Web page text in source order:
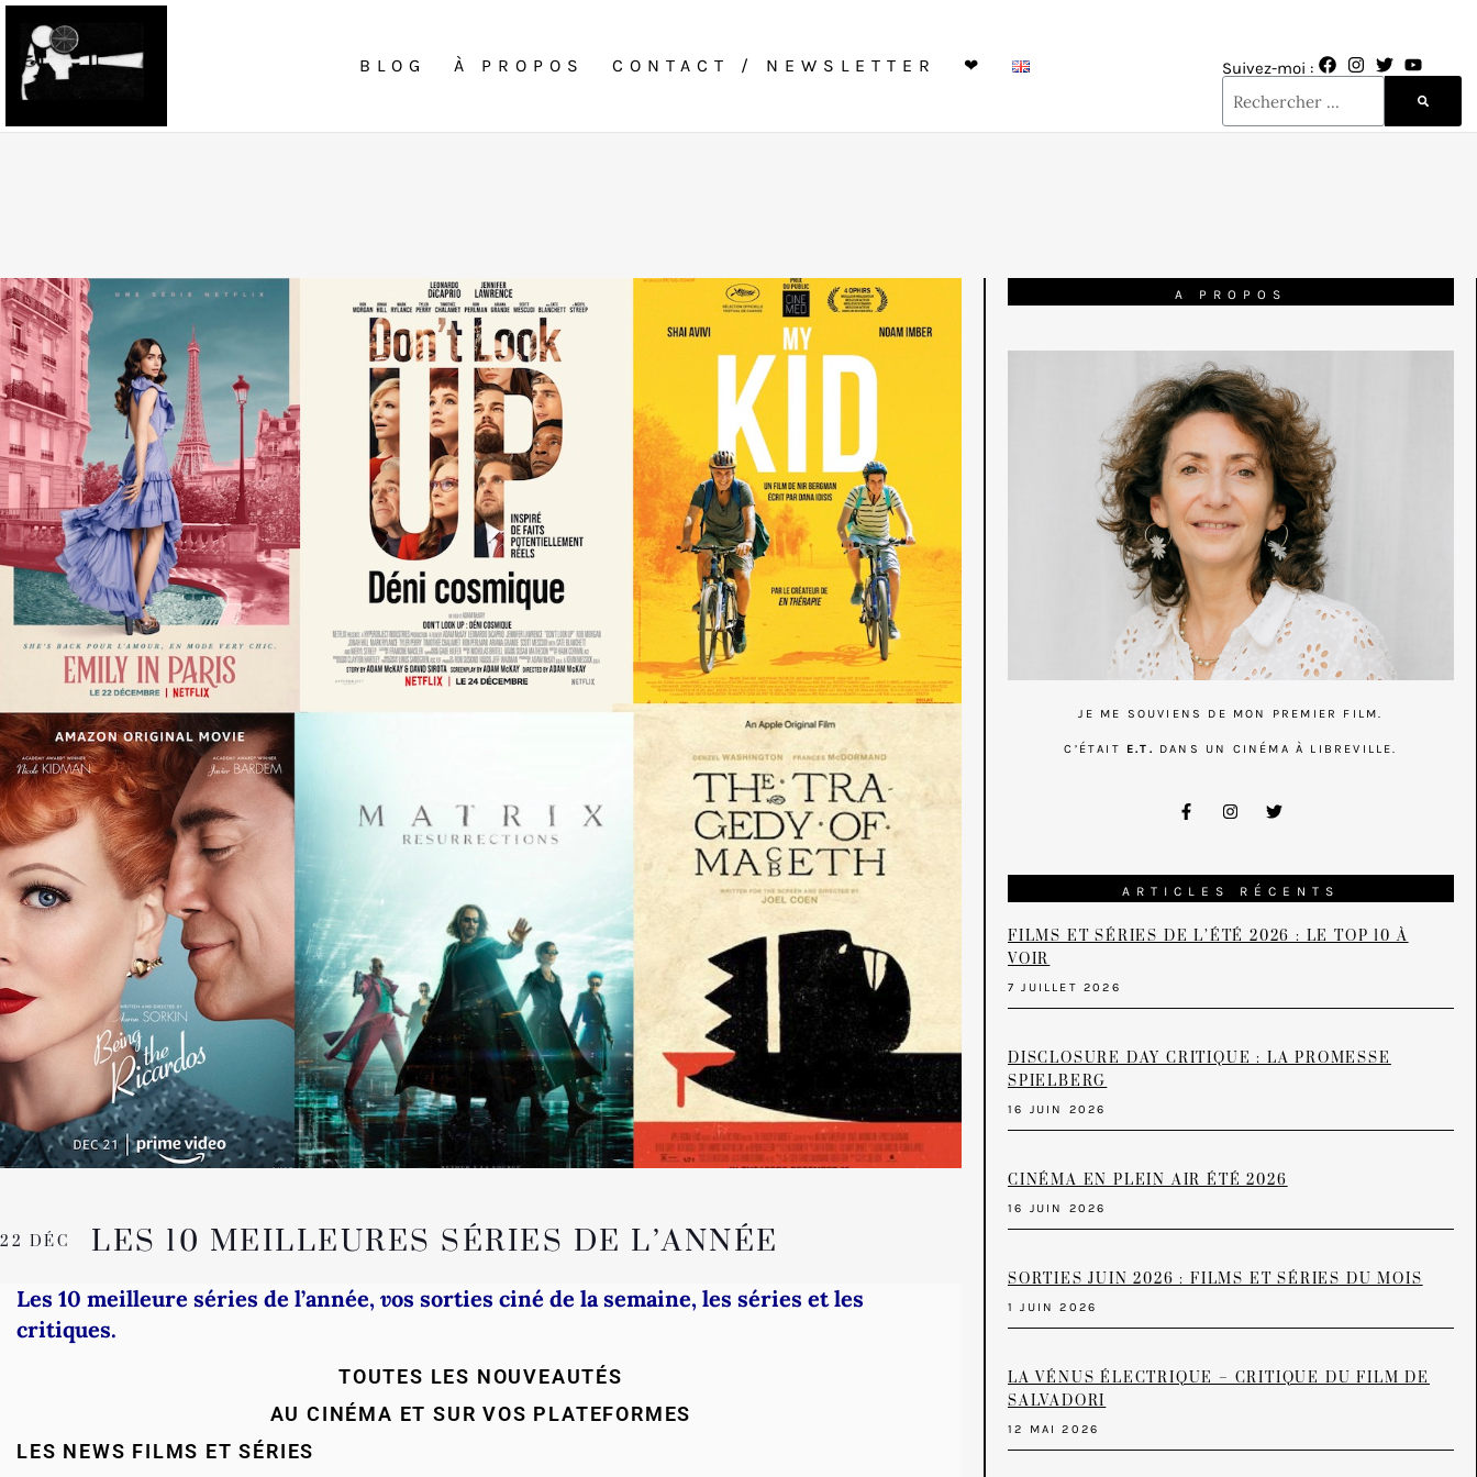
BLOG À PROPOS CONTACT / NEWSLETTER ❤ Suivez-moi :
22 DÉC LES 10 MEILLEURES SÉRIES DE L’ANNÉE
Les 10 meilleure séries de l’année, vos sorties ciné de la semaine, les séries et les
critiques.
TOUTES LES NOUVEAUTÉS
AU CINÉMA ET SUR VOS PLATEFORMES
LES NEWS FILMS ET SÉRIES
A PROPOS
JE ME SOUVIENS DE MON PREMIER FILM.
C’ÉTAIT E.T. DANS UN CINÉMA À LIBREVILLE.
ARTICLES RÉCENTS
FILMS ET SÉRIES DE L’ÉTÉ 2026 : LE TOP 10 À
VOIR
7 JUILLET 2026
DISCLOSURE DAY CRITIQUE : LA PROMESSE
SPIELBERG
16 JUIN 2026
CINÉMA EN PLEIN AIR ÉTÉ 2026
16 JUIN 2026
SORTIES JUIN 2026 : FILMS ET SÉRIES DU MOIS
1 JUIN 2026
LA VÉNUS ÉLECTRIQUE – CRITIQUE DU FILM DE
SALVADORI
12 MAI 2026